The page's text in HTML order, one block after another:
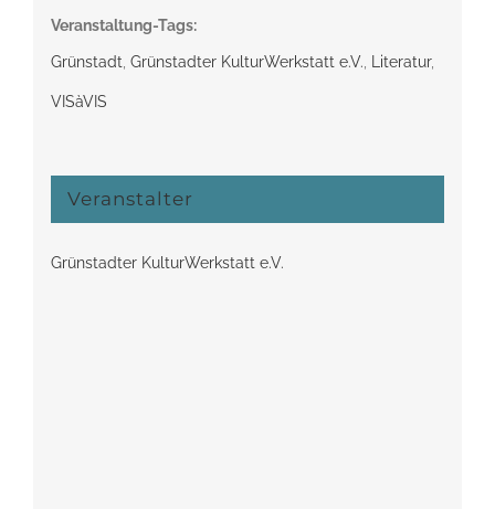
Veranstaltung-Tags:
Grünstadt, Grünstadter KulturWerkstatt e.V., Literatur,
VISàVIS
Veranstalter
Grünstadter KulturWerkstatt e.V.